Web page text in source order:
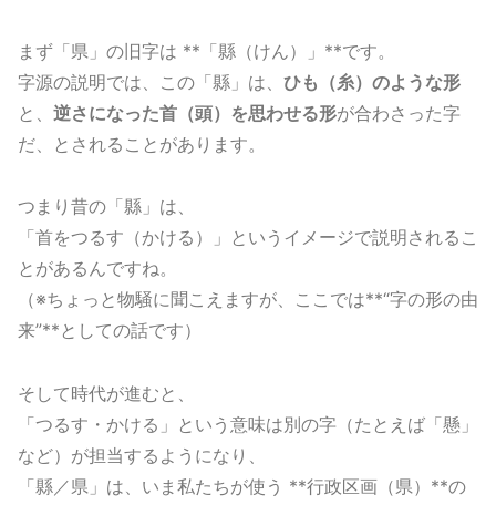
まず「県」の旧字は **「縣（けん）」**です。
字源の説明では、この「縣」は、 ひも（糸）のような形
と、 逆さになった首（頭）を思わせる形が合わさった字
だ、とされることがあります。
つまり昔の「縣」は、
「首をつるす（かける）」というイメージで説明されるこ
とがあるんですね。
（※ちょっと物騒に聞こえますが、ここでは**“字の形の由
来”**としての話です）
そして時代が進むと、
「つるす・かける」という意味は別の字（たとえば「懸」
など）が担当するようになり、
「縣／県」は、いま私たちが使う **行政区画（県）**の